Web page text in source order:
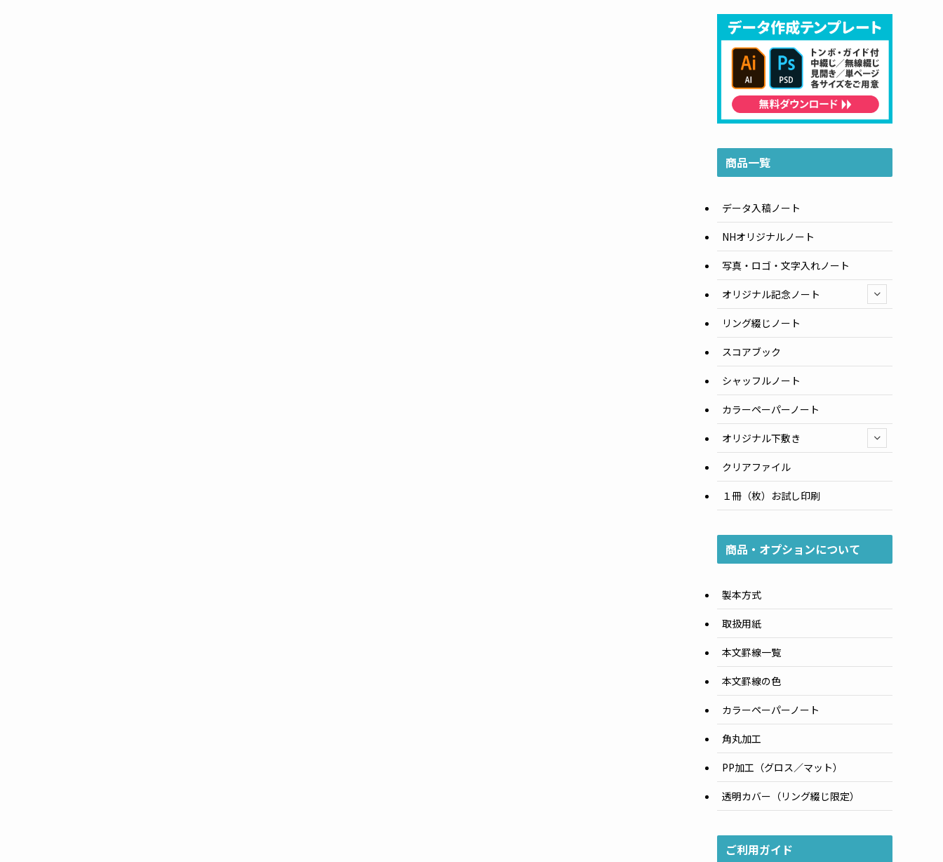
商品一覧
データ入稿ノート
NHオリジナルノート
写真・ロゴ・文字入れノート
オリジナル記念ノート
リング綴じノート
スコアブック
シャッフルノート
カラーペーパーノート
オリジナル下敷き
クリアファイル
１冊（枚）お試し印刷
商品・オプションについて
製本方式
取扱用紙
本文罫線一覧
本文罫線の色
カラーペーパーノート
角丸加工
PP加工（グロス／マット）
透明カバー（リング綴じ限定）
ご利用ガイド